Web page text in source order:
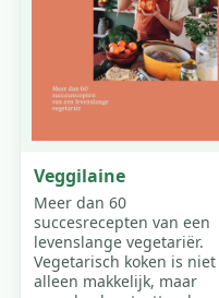
Veggilaine
Meer dan 60
succesrecepten van een
levenslange vegetariër.
Vegetarisch koken is niet
alleen makkelijk, maar